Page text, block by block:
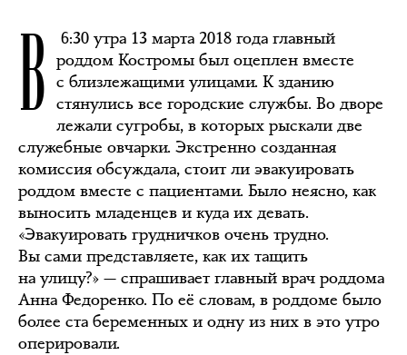
В
6:30 утра 13 марта 2018 года главный
роддом Костромы был оцеплен вместе
с близлежащими улицами. К зданию
стянулись все городские службы. Во дворе
лежали сугробы, в которых рыскали две
служебные овчарки. Экстренно созданная
комиссия обсуждала, стоит ли эвакуировать
роддом вместе с пациентами. Было неясно, как
выносить младенцев и куда их девать.
«Эвакуировать грудничков очень трудно.
Вы сами представляете, как их тащить
на улицу?» — спрашивает главный врач роддома
Анна Федоренко. По её словам, в роддоме было
более ста беременных и одну из них в это утро
оперировали.